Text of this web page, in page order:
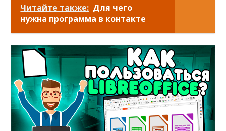
Читайте также: Для чего
нужна программа в контакте